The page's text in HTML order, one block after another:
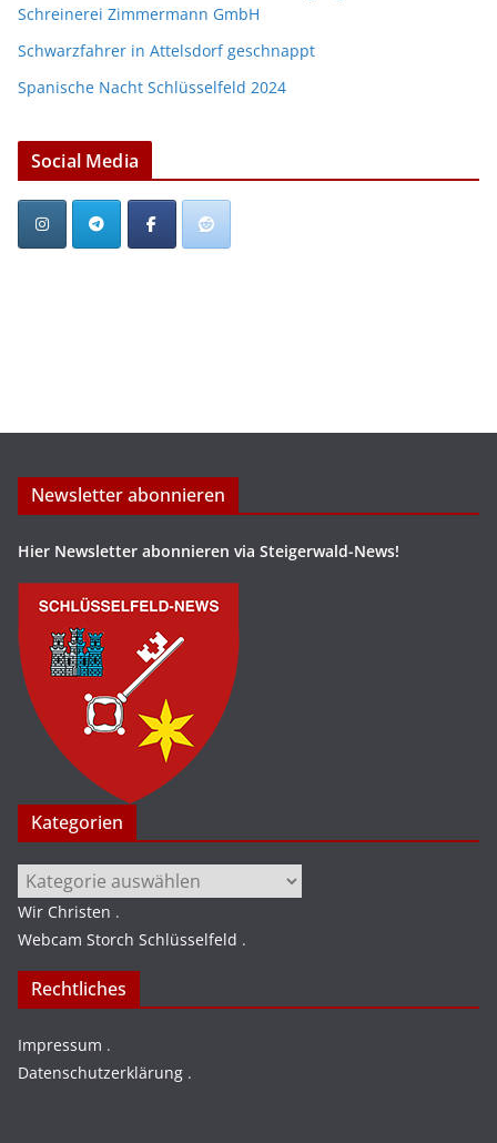
Schreinerei Zimmermann GmbH
Schwarzfahrer in Attelsdorf geschnappt
Spanische Nacht Schlüsselfeld 2024
Social Media
Newsletter abonnieren
Hier Newsletter abonnieren via Steigerwald-News!
Kategorien
Kategorien
Wir Christen .
Webcam Storch Schlüsselfeld .
Rechtliches
Impressum .
Datenschutzerklärung .